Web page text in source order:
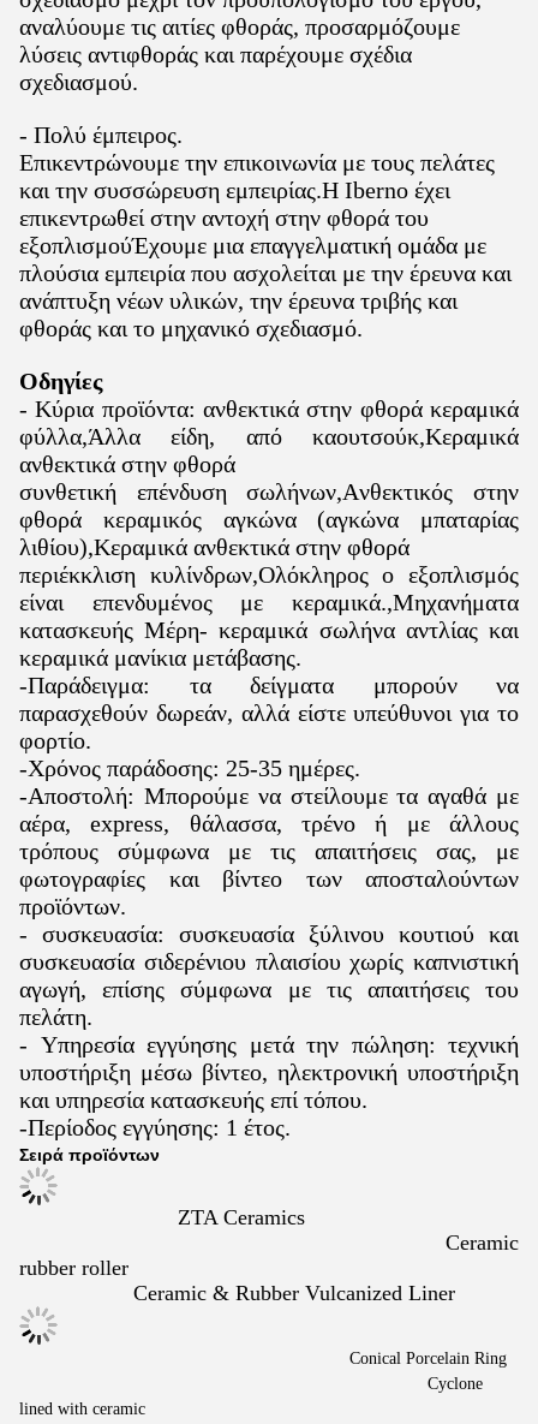
αναλύουμε τις αιτίες φθοράς, προσαρμόζουμε
λύσεις αντιφθοράς και παρέχουμε σχέδια
σχεδιασμού.
- Πολύ έμπειρος.
Επικεντρώνουμε την επικοινωνία με τους πελάτες
και την συσσώρευση εμπειρίας.Η Iberno έχει
επικεντρωθεί στην αντοχή στην φθορά του
εξοπλισμούΈχουμε μια επαγγελματική ομάδα με
πλούσια εμπειρία που ασχολείται με την έρευνα και
ανάπτυξη νέων υλικών, την έρευνα τριβής και
φθοράς και το μηχανικό σχεδιασμό.
Οδηγίες
- Κύρια προϊόντα: ανθεκτικά στην φθορά κεραμικά
φύλλα,Άλλα είδη, από καουτσούκ,Κεραμικά
ανθεκτικά στην φθορά
συνθετική επένδυση σωλήνων,Ανθεκτικός στην
φθορά κεραμικός αγκώνα (αγκώνα μπαταρίας
λιθίου),Κεραμικά ανθεκτικά στην φθορά
περιέκκλιση κυλίνδρων,Ολόκληρος ο εξοπλισμός
είναι επενδυμένος με κεραμικά.,Μηχανήματα
κατασκευής Μέρη- κεραμικά σωλήνα αντλίας και
κεραμικά μανίκια μετάβασης.
-Παράδειγμα: τα δείγματα μπορούν να
παρασχεθούν δωρεάν, αλλά είστε υπεύθυνοι για το
φορτίο.
-Χρόνος παράδοσης: 25-35 ημέρες.
-Αποστολή: Μπορούμε να στείλουμε τα αγαθά με
αέρα, express, θάλασσα, τρένο ή με άλλους
τρόπους σύμφωνα με τις απαιτήσεις σας, με
φωτογραφίες και βίντεο των αποσταλούντων
προϊόντων.
- συσκευασία: συσκευασία ξύλινου κουτιού και
συσκευασία σιδερένιου πλαισίου χωρίς καπνιστική
αγωγή, επίσης σύμφωνα με τις απαιτήσεις του
πελάτη.
- Υπηρεσία εγγύησης μετά την πώληση: τεχνική
υποστήριξη μέσω βίντεο, ηλεκτρονική υποστήριξη
και υπηρεσία κατασκευής επί τόπου.
-Περίοδος εγγύησης: 1 έτος.
Σειρά προϊόντων
ZTA Ceramics
Ceramic
rubber roller
Ceramic & Rubber Vulcanized Liner
Conical Porcelain Ring
Cyclone
lined with ceramic